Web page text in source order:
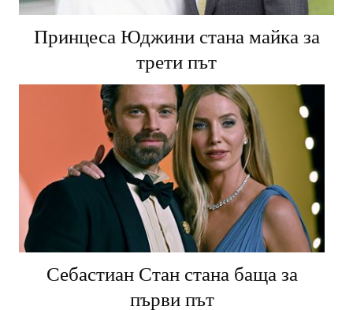
Принцеса Юджини стана майка за
трети път
Себастиан Стан стана баща за